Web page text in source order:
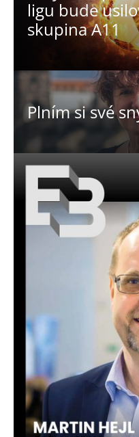
ligu bude
skupina A11
Plním si své